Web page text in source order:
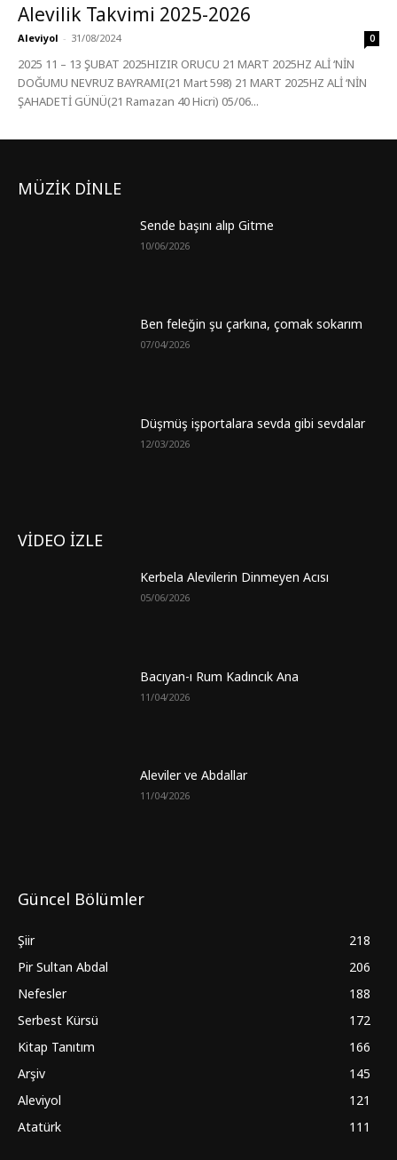
Alevilik Takvimi 2025-2026
Aleviyol - 31/08/2024 0
2025 11 – 13 ŞUBAT 2025HIZIR ORUCU 21 MART 2025HZ ALİ ‘NİN
DOĞUMU NEVRUZ BAYRAMI(21 Mart 598) 21 MART 2025HZ ALİ ‘NİN
ŞAHADETİ GÜNÜ(21 Ramazan 40 Hicri) 05/06...
MÜZİK DİNLE
Sende başını alıp Gitme
10/06/2026
Ben feleğin şu çarkına, çomak sokarım
07/04/2026
Düşmüş işportalara sevda gibi sevdalar
12/03/2026
VİDEO İZLE
Kerbela Alevilerin Dinmeyen Acısı
05/06/2026
Bacıyan-ı Rum Kadıncık Ana
11/04/2026
Aleviler ve Abdallar
11/04/2026
Güncel Bölümler
Şiir
218
Pir Sultan Abdal
206
Nefesler
188
Serbest Kürsü
172
Kitap Tanıtım
166
Arşiv
145
Aleviyol
121
Atatürk
111